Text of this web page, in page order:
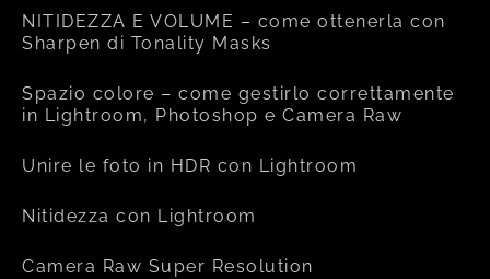
NITIDEZZA E VOLUME – come ottenerla con
Sharpen di Tonality Masks
Spazio colore – come gestirlo correttamente
in Lightroom, Photoshop e Camera Raw
Unire le foto in HDR con Lightroom
Nitidezza con Lightroom
Camera Raw Super Resolution